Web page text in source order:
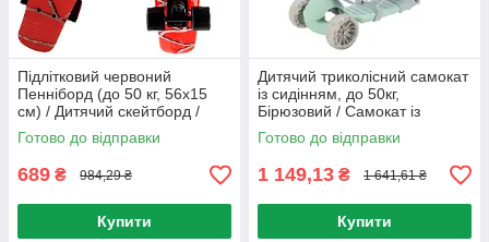
Підлітковий червоний
Пенніборд (до 50 кг, 56x15
см) / Дитячий скейтборд /
Пенні борд / Скейт
Готово до відправки
689 ₴ 984,29 ₴
Купити
Дитячий триколісний самокат
із сидінням, до 50кг,
Бірюзовий / Самокат із
батьківською ручкою /
Дитячий самокат із кошиком
Готово до відправки
1 149,13 ₴ 1 641,61 ₴
Купити